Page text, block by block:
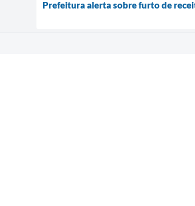
Prefeitura alerta sobre furto de